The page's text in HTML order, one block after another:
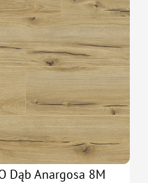
Dąb Anargosa 8M